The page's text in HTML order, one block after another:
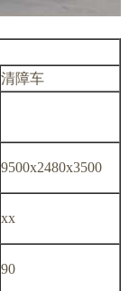
清障车
9500x2480x3500
xx
90